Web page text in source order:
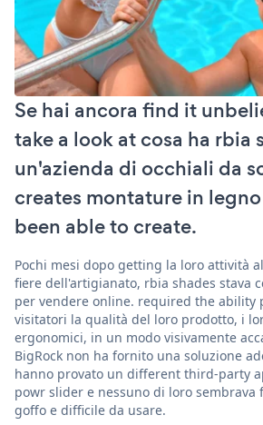
Se hai ancora find it
take a look at cosa ha rbia
un'azienda di occhiali da
creates montature in
been able to create.
Pochi mesi dopo getting la loro attività
fiere dell'artigianato, rbia shades stava
per vendere online. required the ability
visitatori la qualità del loro prodotto, i
ergonomici, in un modo visivamente
BigRock non ha fornito una soluzione
hanno provato un different third-party
powr slider e nessuno di loro sembrava
goffo e difficile da usare.